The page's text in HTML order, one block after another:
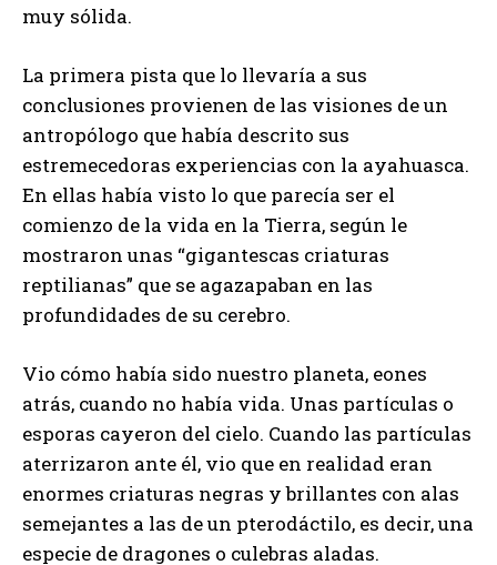
muy sólida.
La primera pista que lo llevaría a sus
conclusiones provienen de las visiones de un
antropólogo que había descrito sus
estremecedoras experiencias con la ayahuasca.
En ellas había visto lo que parecía ser el
comienzo de la vida en la Tierra, según le
mostraron unas “gigantescas criaturas
reptilianas” que se agazapaban en las
profundidades de su cerebro.
Vio cómo había sido nuestro planeta, eones
atrás, cuando no había vida. Unas partículas o
esporas cayeron del cielo. Cuando las partículas
aterrizaron ante él, vio que en realidad eran
enormes criaturas negras y brillantes con alas
semejantes a las de un pterodáctilo, es decir, una
especie de dragones o culebras aladas.